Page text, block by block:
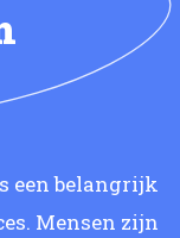
een belangrijk
Mensen zijn